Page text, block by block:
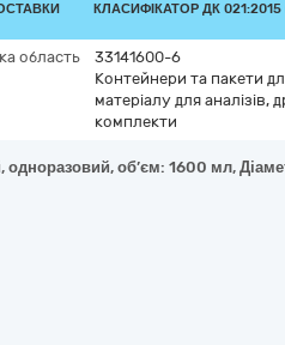
КЛАСИФІКАТОР ДК 021:2015
область
33141600-6
Контейнери та пакети
матеріалу для аналізів,
комплекти
об’єм: 1600 мл,